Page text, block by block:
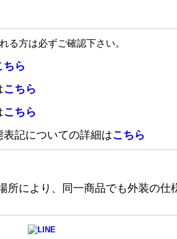
る方は必ずご確認下さい。
ちら
こちら
こちら
記についての詳細はこちら
所により、同一商品でも外装の仕